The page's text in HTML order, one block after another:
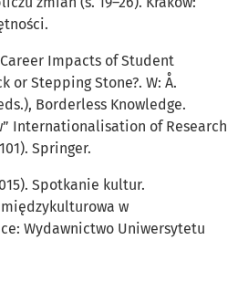
Career Impacts of Student
or Stepping Stone?. W: Å.
Borderless Knowledge.
Internationalisation of Research
Springer.
Spotkanie kultur.
w
Wydawnictwo Uniwersytetu